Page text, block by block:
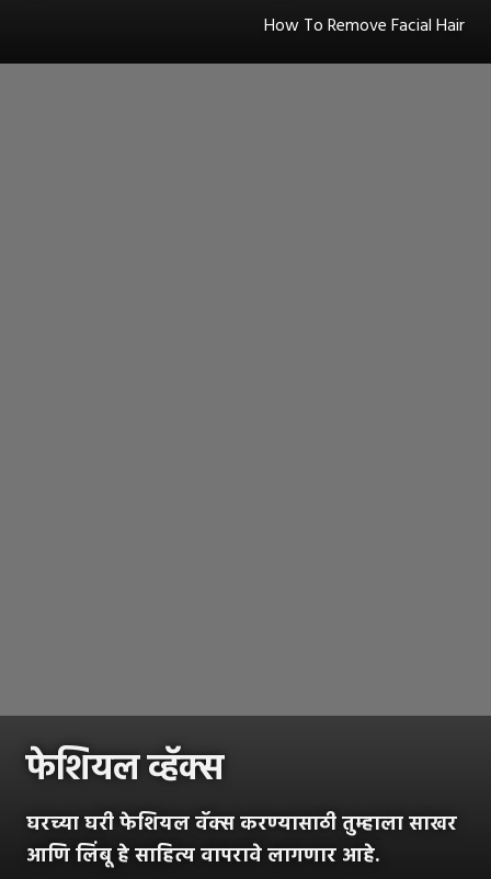
How To Remove Facial Hair
फेशियल व्हॅक्स
घरच्या घरी फेशियल वॅक्स करण्यासाठी तुम्हाला साखर
आणि लिंबू हे साहित्य वापरावे लागणार आहे.